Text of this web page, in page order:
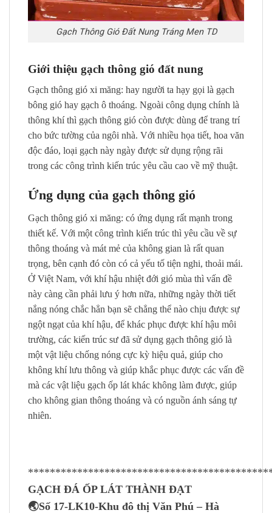
Gạch Thông Gió Đất Nung Tráng Men TD
Giới thiệu gạch thông gió đất nung
Gạch thông gió xi măng: hay người ta hạy gọi là gạch
bông gió hay gạch ô thoáng. Ngoài công dụng chính là
thông khí thì gạch thông gió còn được dùng để trang trí
cho bức tường của ngôi nhà. Với nhiều họa tiết, hoa văn
độc đáo, loại gạch này ngày được sử dụng rộng rãi
trong các công trình kiến trúc yêu cầu cao về mỹ thuật.
Ứng dụng của gạch thông gió
Gạch thông gió xi măng: có ứng dụng rất mạnh trong
thiết kế. Với một công trình kiến trúc thì yêu cầu về sự
thông thoáng và mát mẻ của không gian là rất quan
trọng, bên cạnh đó còn có cả yếu tố tiện nghi, thoải mái.
Ở Việt Nam, với khí hậu nhiệt đới gió mùa thì vấn đề
này càng cần phải lưu ý hơn nữa, những ngày thời tiết
nắng nóng chắc hẳn bạn sẽ chẳng thể nào chịu được sự
ngột ngạt của khí hậu, để khác phục được khí hậu môi
trường, các kiến trúc sư đã sử dụng gạch thông gió là
một vật liệu chống nóng cực kỳ hiệu quả, giúp cho
không khí lưu thông và giúp khắc phục được các vấn đề
mà các vật liệu gạch ốp lát khác không làm được, giúp
cho không gian thông thoáng và có nguồn ánh sáng tự
nhiên.
GẠCH ĐÁ ỐP LÁT THÀNH ĐẠT
🌏Số 17-LK10-Khu đô thị Văn Phú – Hà